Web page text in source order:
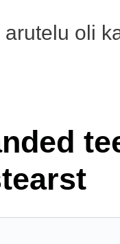
arutelu oli